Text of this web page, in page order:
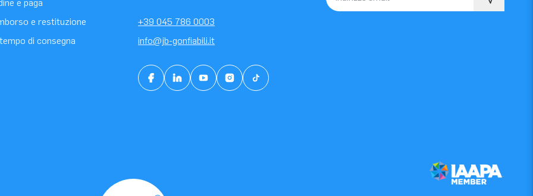
e paga
e restituzione
di consegna
+39 045 786 0003
info@jb-gonfiabili.it